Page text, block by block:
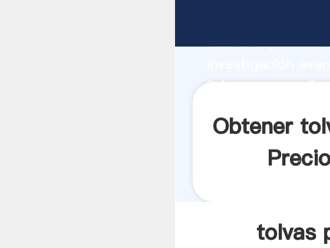
fuerte capacidad
tolvas para
Obtener
tolvas